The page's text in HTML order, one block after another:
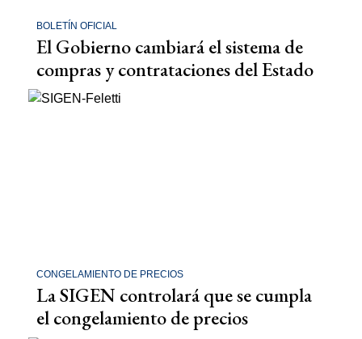
BOLETÍN OFICIAL
El Gobierno cambiará el sistema de
compras y contrataciones del Estado
CONGELAMIENTO DE PRECIOS
La SIGEN controlará que se cumpla
el congelamiento de precios